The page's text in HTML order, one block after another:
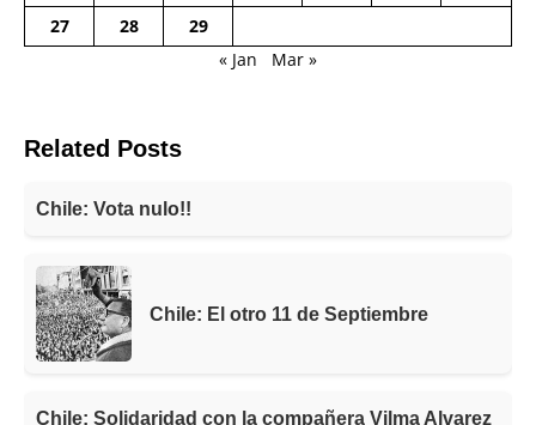
27
28
29
« Jan
Mar »
Related Posts
Chile: Vota nulo!!
Chile: El otro 11 de Septiembre
Chile: Solidaridad con la compañera Vilma Alvarez